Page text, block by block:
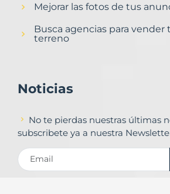
Mejorar las fotos de tus
Busca agencias para vender
terreno
Noticias
No te pierdas nuestras últimas
subscribete ya a nuestra